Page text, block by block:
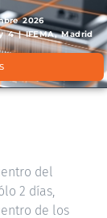
2026
4 | IFEMA, Madrid
del
2 días,
de los